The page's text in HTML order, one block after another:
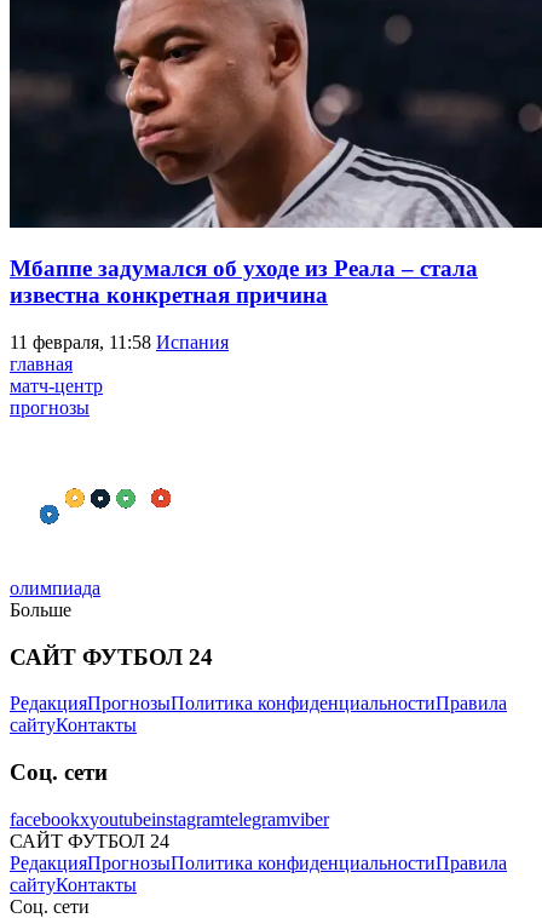
Мбаппе задумался об уходе из Реала – стала
известна конкретная причина
11 февраля, 11:58 Испания
главная
матч-центр
прогнозы
олимпиада
Больше
САЙТ ФУТБОЛ 24
РедакцияПрогнозыПолитика конфиденциальностиПравила
сайтуКонтакты
Соц. сети
facebookxyoutubeinstagramtelegramviber
САЙТ ФУТБОЛ 24
РедакцияПрогнозыПолитика конфиденциальностиПравила
сайтуКонтакты
Соц. сети